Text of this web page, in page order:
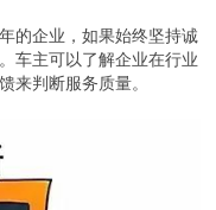
的企业，如果始终坚持诚
车主可以了解企业在行业
来判断服务质量。